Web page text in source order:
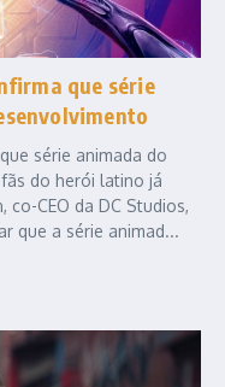
que série
série animada do
do herói latino já
co-CEO da DC Studios,
que a série animad...